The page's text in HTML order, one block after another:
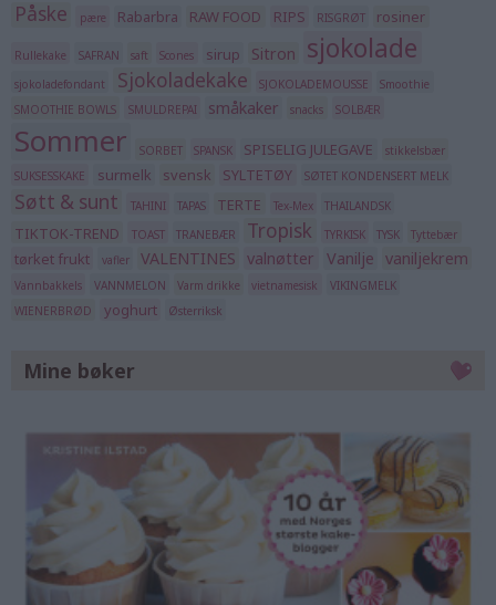
Påske pære Rabarbra RAW FOOD RIPS RISGRØT rosiner
Rullekake SAFRAN saft Scones sirup Sitron sjokolade
sjokoladefondant Sjokoladekake SJOKOLADEMOUSSE
Smoothie
SMOOTHIE BOWLS
SMULDREPAI småkaker snacks SOLBÆR
Sommer SORBET SPANSK SPISELIG JULEGAVE
stikkelsbær
SUKSESSKAKE
surmelk svensk SYLTETØY SØTET KONDENSERT MELK
Søtt & sunt TAHINI TAPAS TERTE Tex-Mex THAILANDSK
TIKTOK-TREND TOAST TRANEBÆR Tropisk TYRKISK TYSK Tyttebær
tørket frukt vafler VALENTINES valnøtter Vanilje vaniljekrem
Vannbakkels VANNMELON Varm drikke vietnamesisk
VIKINGMELK
WIENERBRØD
yoghurt Østerriksk
Mine bøker